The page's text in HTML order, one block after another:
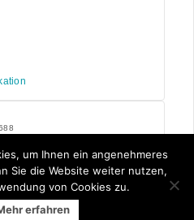
Universitätsverlage | powered
um Ihnen ein angenehmeres
Sie die Website weiter nutzen,
von Cookies zu.
erfahren